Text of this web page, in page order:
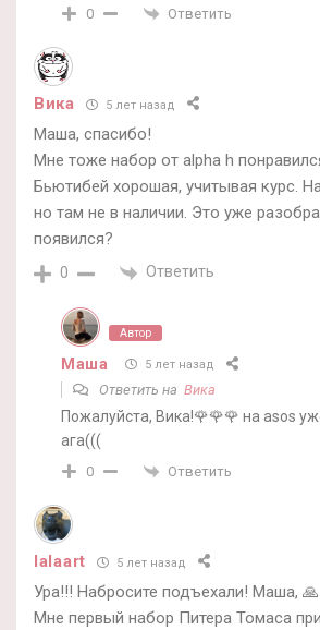
0 Ответить
Вика 5 лет назад
Маша, спасибо!
Мне тоже набор от alpha h
Бьютибей хорошая, учитывая курс.
но там не в наличии. Это уже
появился?
0 Ответить
Автор
Маша 5 лет назад
Ответить на Вика
Пожалуйста, Вика!🌹🌹🌹 на asos
ага(((
0 Ответить
lalaart 5 лет назад
Ура!!! Набросите подъехали! Маша,
Мне первый набор Питера Томаса